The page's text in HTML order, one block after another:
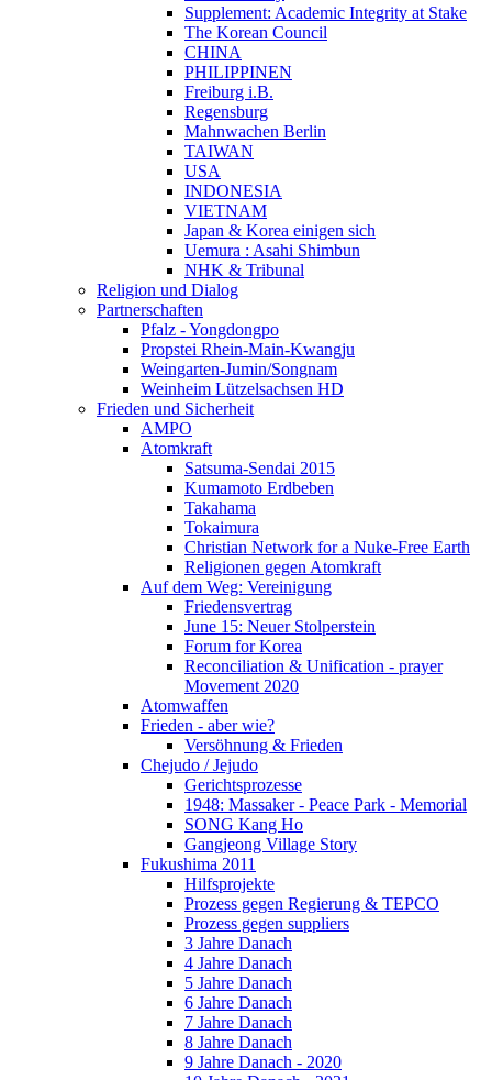
Supplement: Academic Integrity at Stake
The Korean Council
CHINA
PHILIPPINEN
Freiburg i.B.
Regensburg
Mahnwachen Berlin
TAIWAN
USA
INDONESIA
VIETNAM
Japan & Korea einigen sich
Uemura : Asahi Shimbun
NHK & Tribunal
Religion und Dialog
Partnerschaften
Pfalz - Yongdongpo
Propstei Rhein-Main-Kwangju
Weingarten-Jumin/Songnam
Weinheim Lützelsachsen HD
Frieden und Sicherheit
AMPO
Atomkraft
Satsuma-Sendai 2015
Kumamoto Erdbeben
Takahama
Tokaimura
Christian Network for a Nuke-Free Earth
Religionen gegen Atomkraft
Auf dem Weg: Vereinigung
Friedensvertrag
June 15: Neuer Stolperstein
Forum for Korea
Reconciliation & Unification - prayer
Movement 2020
Atomwaffen
Frieden - aber wie?
Versöhnung & Frieden
Chejudo / Jejudo
Gerichtsprozesse
1948: Massaker - Peace Park - Memorial
SONG Kang Ho
Gangjeong Village Story
Fukushima 2011
Hilfsprojekte
Prozess gegen Regierung & TEPCO
Prozess gegen suppliers
3 Jahre Danach
4 Jahre Danach
5 Jahre Danach
6 Jahre Danach
7 Jahre Danach
8 Jahre Danach
9 Jahre Danach - 2020